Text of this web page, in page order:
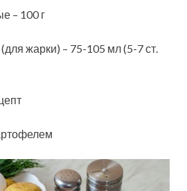
– 100 г
жарки) – 75-105 мл (5-7 ст.